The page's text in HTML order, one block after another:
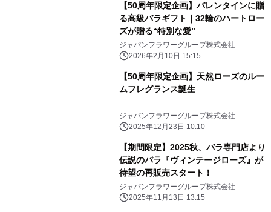
【50周年限定企画】バレンタインに贈
る高級バラギフト｜32輪のハートロー
ズが贈る“特別な愛”
ジャパンフラワーグループ株式会社
2026年2月10日 15:15
【50周年限定企画】天然ローズのルー
ムフレグランス誕生
ジャパンフラワーグループ株式会社
2025年12月23日 10:10
【期間限定】2025秋、バラ専門店より
伝説のバラ『ヴィンテージローズ』が
待望の再販売スタート！
ジャパンフラワーグループ株式会社
2025年11月13日 13:15